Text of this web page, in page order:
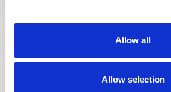
Allow all
Allow selection
Mittagessen für Kinder
Das Kindermenü soll Spaß machen,
fantasievoll sein, damit die Kleinen